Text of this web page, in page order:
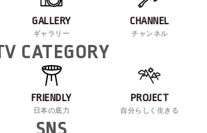
GALLERY
ギャラリー
CHANNEL
チャンネル
CATEGORY
FRIENDLY
日本の底力
PROJECT
自分らしく生きる